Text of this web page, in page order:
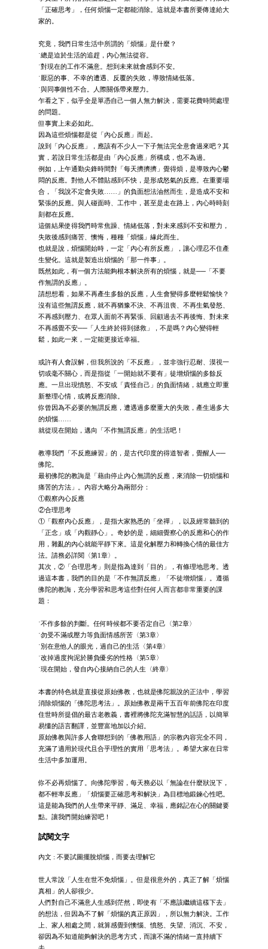
「正確思考」，任何煩惱一定都能消除。這就是本書所要傳達給大
家的。
究竟，我們日常生活中所謂的「煩惱」是什麼？
˙總是迫於生活的追趕，內心無法從容。
˙對現在的工作不滿意。想到未來就會感到不安。
˙厭惡的事、不幸的遭遇、反覆的失敗，導致情緒低落。
˙與同事個性不合。人際關係帶來壓力。
乍看之下，似乎全是單憑自己一個人無力解決，需要花費時間處理
的問題。
但事實上未必如此。
因為這些煩惱都是從「內心反應」而起。
說到「內心反應」，應該有不少人一下子無法完全意會過來吧？其
實，若說日常生活都是由「內心反應」所構成，也不為過。
例如，上午通勤尖鋒時間對「每天擠擠擠」覺得煩，是導致內心鬱
悶的反應。對他人不體貼感到不快，是形成怒氣的反應。在重要場
合，「我說不定會失敗……」的負面想法油然而生，是造成不安和
緊張的反應。與人碰面時、工作中，甚至是走在路上，內心時時刻
刻都在反應。
這個結果使得我們時常焦躁、情緒低落，對未來感到不安和壓力，
失敗後感到痛苦、懊悔，種種「煩惱」緣此而生。
也就是說，煩惱開始時，一定「內心有所反應」，讓心理忍不住產
生變化。這就是製造出煩惱的「那一件事」。
既然如此，有一個方法能夠根本解決所有的煩惱，就是──「不要
作無謂的反應」。
請想想看，如果不再產生多餘的反應，人生會變得多麼輕鬆愉快？
沒有這些無謂反應，就不再猶豫不決、不再沮喪、不再生氣發怒、
不再感到壓力、在眾人面前不再緊張、回顧過去不再後悔、對未來
不再感覺不安──「人生終於得到拯救」，不是嗎？內心變得輕
鬆，如此一來，一定能更接近幸福。
或許有人會誤解，但我所說的「不反應」，並非強行忍耐、漠視一
切或毫不關心，而是指從「一開始就不要有」徒增煩惱的多餘反
應。一旦出現憤怒、不安或「責怪自己」的負面情緒，就應立即重
新整理心情，或將反應消除。
你曾因為不必要的無謂反應，遭遇過多麼重大的失敗，產生過多大
的煩惱……
就從現在開始，邁向「不作無謂反應」的生活吧！
教導我們「不反應練習」的，是古代印度的得道智者，覺醒人──
佛陀。
最初佛陀的教誨是「藉由停止內心無謂的反應，來消除一切煩惱和
痛苦的方法」。內容大略分為兩部分：
①觀察內心反應
②合理思考
①「觀察內心反應」，是指大家熟悉的「坐禪」，以及經常聽到的
「正念」或「內觀靜心」。奇妙的是，細細覺察心的反應和心的作
用，雜亂的內心就能平靜下來。這是化解壓力和轉換心情的最佳方
法。請務必詳閱〈第1章〉。
其次，②「合理思考」則是指為達到「目的」，有條理地思考。透
過這本書，我們的目的是「不作無謂反應」「不徒增煩惱」。遵循
佛陀的教誨，充分學習和思考這些對任何人而言都非常重要的課
題：
˙不作多餘的判斷。任何時候都不要否定自己〈第2章〉
˙勿受不滿或壓力等負面情感所苦〈第3章〉
˙別在意他人的眼光，過自己的生活〈第4章〉
˙改掉過度拘泥於勝負優劣的性格〈第5章〉
˙現在開始，發自內心接納自己的人生〈終章〉
本書的特色就是直接從原始佛教，也就是佛陀親說的正法中，學習
消除煩惱的「佛陀思考法」。原始佛教是兩千五百年前佛陀在印度
住世時所提倡的最古老教義，書裡將佛陀充滿智慧的話語，以簡單
易懂的語言翻譯，並豐富地加以介紹。
原始佛教與許多人會聯想到的「佛教用語」的宗教內容完全不同，
充滿了適用於現代且合乎理性的實用「思考法」。希望大家在日常
生活中多加運用。
你不必再煩惱了。向佛陀學習，每天務必以「無論在什麼狀況下，
都不輕率反應」「煩惱要正確思考和解決」為目標地鍛鍊心性吧。
這是能為我們的人生帶來平靜、滿足、幸福，應銘記在心的關鍵要
點。讓我們開始練習吧！
試閱文字
內文 : 不要試圖擺脫煩惱，而要去理解它
世人常說「人生在世不免煩惱」。但是很意外的，真正了解「煩惱
真相」的人卻很少。
人們對自己不滿意人生感到茫然，即使有「不應該繼續這樣下去」
的想法，但因為不了解「煩惱的真正原因」，所以無力解決。工作
上、家人相處之間，就算感覺到懊惱、憤怒、失望、消沉、不安，
卻因為不知道能夠解決的思考方式，而讓不滿的情緒一直持續下